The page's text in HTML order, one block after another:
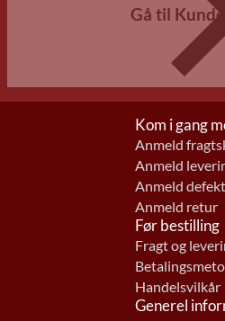
Gå til
Kom i gang
Anmeld
Anmeld
Anmeld defekt
Anmeld retur
Før bestilling
Fragt og
Handelsvilkår
Generel